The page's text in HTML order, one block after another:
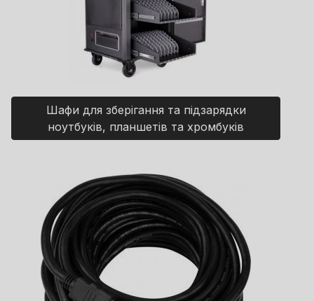
Шафи для зберігання та підзарядки
ноутбуків, планшетів та хромбуків